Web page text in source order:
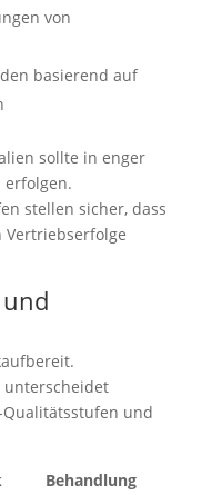
von
basierend auf
sollte in enger
stellen sicher, dass
unterscheidet
und
Behandlung